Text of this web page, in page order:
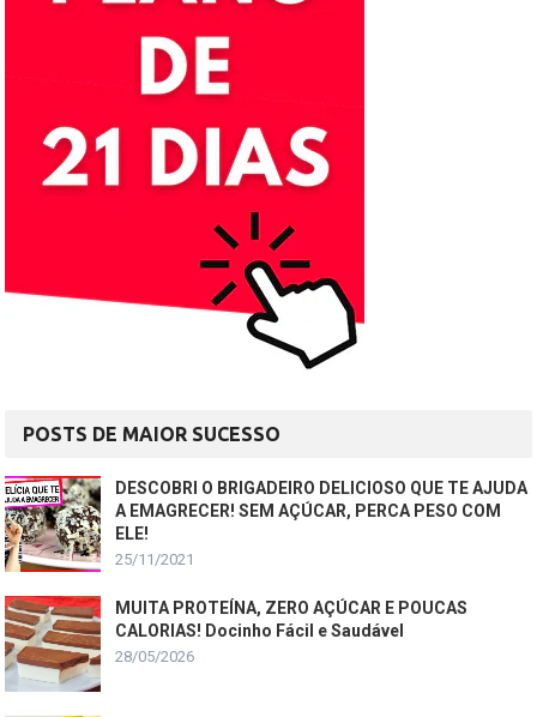
POSTS DE MAIOR SUCESSO
DESCOBRI O BRIGADEIRO DELICIOSO QUE TE AJUDA
A EMAGRECER! SEM AÇÚCAR, PERCA PESO COM
ELE!
25/11/2021
MUITA PROTEÍNA, ZERO AÇÚCAR E POUCAS
CALORIAS! Docinho Fácil e Saudável
28/05/2026